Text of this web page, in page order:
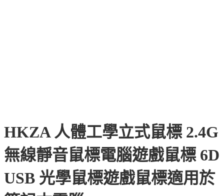
HKZA 人體工學立式鼠標 2.4G
無線靜音鼠標電腦遊戲鼠標 6D
USB 光學鼠標遊戲鼠標適用於